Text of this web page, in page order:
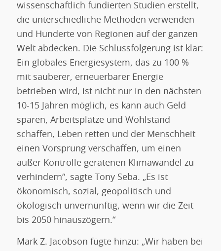
wissenschaftlich fundierten Studien erstellt,
die unterschiedliche Methoden verwenden
und Hunderte von Regionen auf der ganzen
Welt abdecken. Die Schlussfolgerung ist klar:
Ein globales Energiesystem, das zu 100 %
mit sauberer, erneuerbarer Energie
betrieben wird, ist nicht nur in den nächsten
10-15 Jahren möglich, es kann auch Geld
sparen, Arbeitsplätze und Wohlstand
schaffen, Leben retten und der Menschheit
einen Vorsprung verschaffen, um einen
außer Kontrolle geratenen Klimawandel zu
verhindern“, sagte Tony Seba. „Es ist
ökonomisch, sozial, geopolitisch und
ökologisch unvernünftig, wenn wir die Zeit
bis 2050 hinauszögern.“
Mark Z. Jacobson fügte hinzu: „Wir haben bei